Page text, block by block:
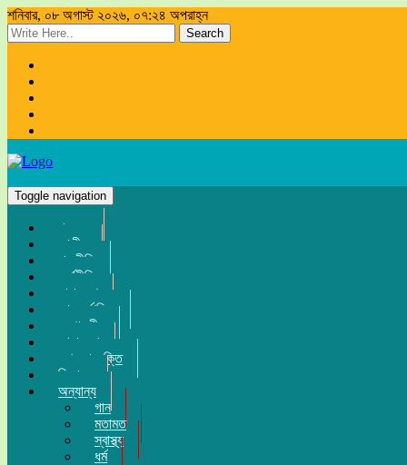
শনিবার, ০৮ অগাস্ট ২০২৬, ০৭:২৪ অপরাহ্ন
Search
Toggle navigation
প্রচ্ছদ
জাতীয়
রাজনীতি
অর্থনীতি
সারা দেশ
আন্তর্জাতিক
সম্পাদকীয়
খেলা-ধুলা
তথ্য-প্রযুক্তি
বিনোদন
অন্যান্য
গান
মতামত
স্বাস্থ্য
ধর্ম